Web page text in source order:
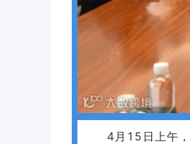
4月15日上午